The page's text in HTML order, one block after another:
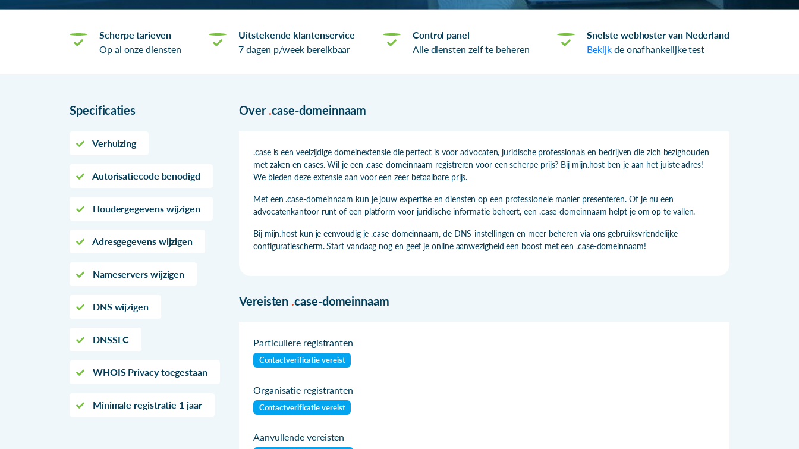
Scherpe tarieven
Op al onze diensten
Uitstekende klantenservice
7 dagen p/week bereikbaar
Control panel
Alle diensten zelf te beheren
Snelste webhoster van Nederland
Bekijkde onafhankelijke test
Specificaties
Verhuizing
Autorisatiecode benodigd
Houdergegevens wijzigen
Adresgegevens wijzigen
Nameservers wijzigen
DNS wijzigen
DNSSEC
WHOIS Privacy toegestaan
Minimale registratie 1 jaar
Over .case-domeinnaam
.case is een veelzijdige domeinextensie die perfect is voor advocaten, juridische professionals en bedrijven die zich bezighouden
met zaken en cases. Wil je een .case-domeinnaam registreren voor een scherpe prijs? Bij mijn.host ben je aan het juiste adres!
We bieden deze extensie aan voor een zeer betaalbare prijs.
Met een .case-domeinnaam kun je jouw expertise en diensten op een professionele manier presenteren. Of je nu een
advocatenkantoor runt of een platform voor juridische informatie beheert, een .case-domeinnaam helpt je om op te vallen.
Bij mijn.host kun je eenvoudig je .case-domeinnaam, de DNS-instellingen en meer beheren via ons gebruiksvriendelijke
configuratiescherm. Start vandaag nog en geef je online aanwezigheid een boost met een .case-domeinnaam!
Vereisten .case-domeinnaam
Particuliere registranten
Contactverificatie vereist
Organisatie registranten
Contactverificatie vereist
Aanvullende vereisten